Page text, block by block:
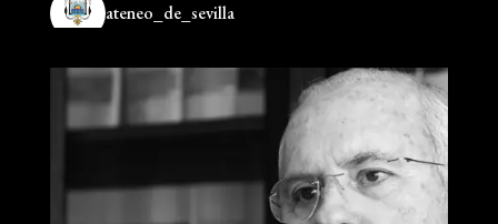
ateneo_de_sevilla